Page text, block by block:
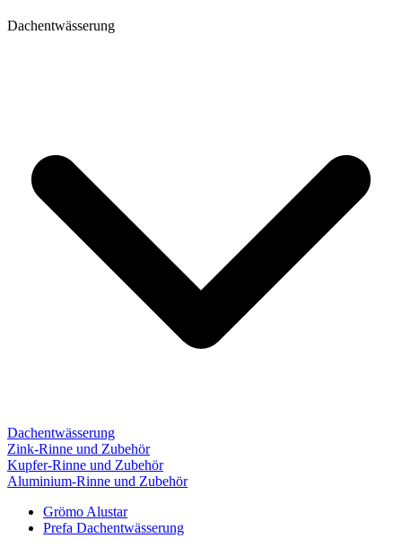
Dachentwässerung
Dachentwässerung
Zink-Rinne und Zubehör
Kupfer-Rinne und Zubehör
Aluminium-Rinne und Zubehör
Grömo Alustar
Prefa Dachentwässerung